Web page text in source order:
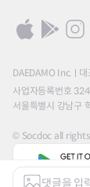
DAEDAMO Inc.
대
사업자등록번호
서울특별시 강남구
© Socdoc all